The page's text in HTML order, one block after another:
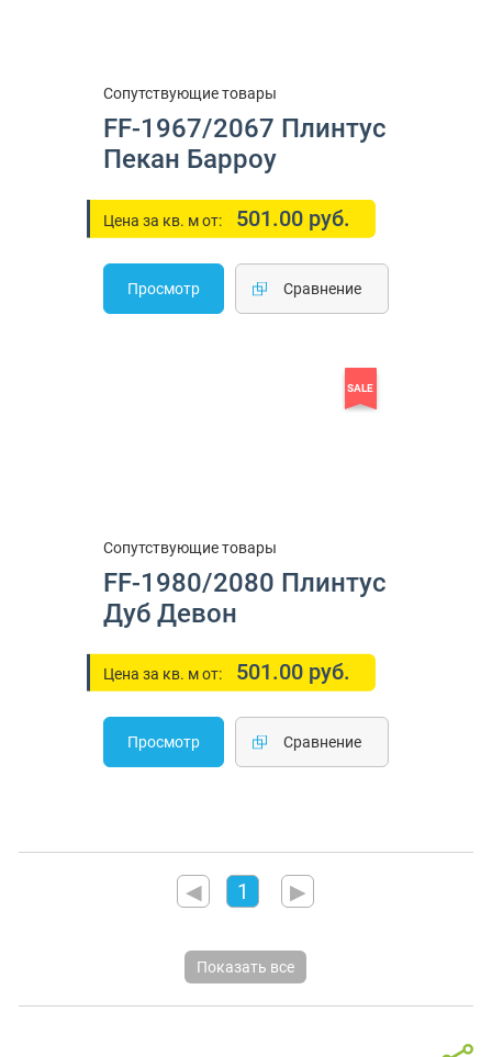
Сопутствующие товары
FF-1967/2067 Плинтус
Пекан Барроу
Цена за кв. м от: 501.00 руб.
Просмотр Cравнение
SALE
Сопутствующие товары
FF-1980/2080 Плинтус
Дуб Девон
Цена за кв. м от: 501.00 руб.
Просмотр Cравнение
◀ 1 ▶
Показать все